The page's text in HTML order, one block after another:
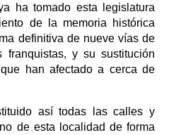
ha tomado esta legislatura
de la memoria histórica
definitiva de nueve vías de
franquistas, y su sustitución
han afectado a cerca de
así todas las calles y
de esta localidad de forma